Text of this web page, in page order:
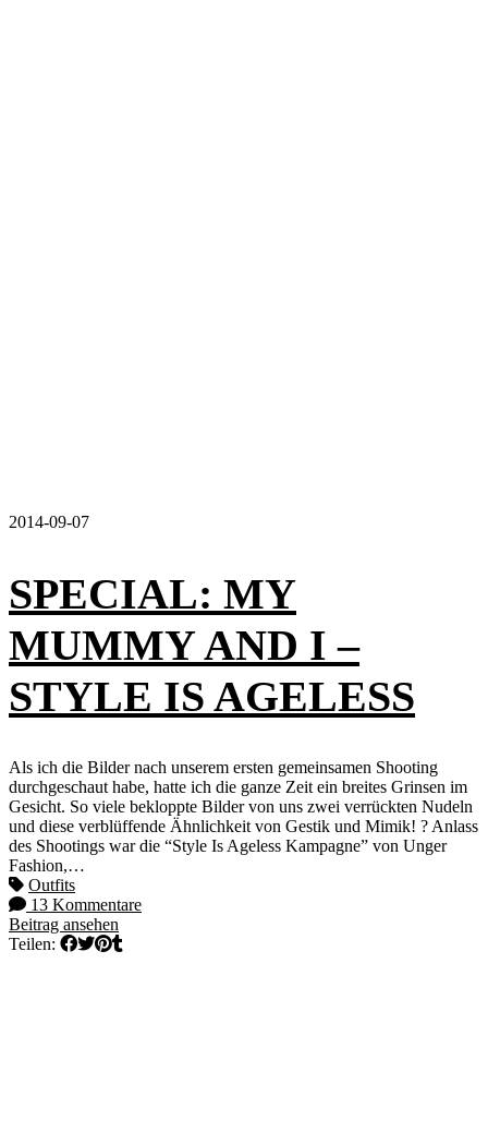
2014-09-07
SPECIAL: MY
MUMMY AND I –
STYLE IS AGELESS
Als ich die Bilder nach unserem ersten gemeinsamen Shooting
durchgeschaut habe, hatte ich die ganze Zeit ein breites Grinsen im
Gesicht. So viele bekloppte Bilder von uns zwei verrückten Nudeln
und diese verblüffende Ähnlichkeit von Gestik und Mimik! ? Anlass
des Shootings war die “Style Is Ageless Kampagne” von Unger
Fashion,…
Outfits
13 Kommentare
Beitrag ansehen
Teilen: